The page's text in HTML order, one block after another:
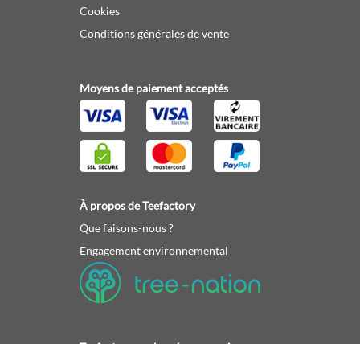
Cookies
Conditions générales de vente
Moyens de paiement acceptés
À propos de Teefactory
Que faisons-nous ?
Engagement environnemental